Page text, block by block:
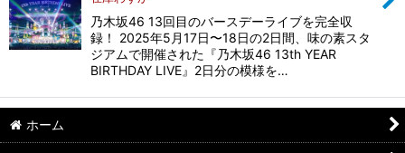
乃木坂46 13回目のバースデーライブを完全収
録！ 2025年5月17日〜18日の2日間、味の素スタ
ジアムで開催された『乃木坂46 13th YEAR
BIRTHDAY LIVE』2日分の模様を…
ホーム